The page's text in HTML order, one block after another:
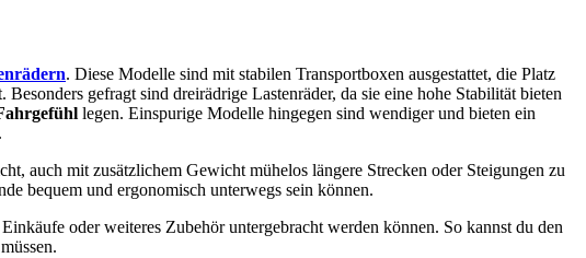
. Diese Modelle sind mit stabilen Transportboxen ausgestattet, die Platz
gefragt sind dreirädrige Lastenräder, da sie eine hohe Stabilität bieten
legen. Einspurige Modelle hingegen sind wendiger und bieten ein
auch mit zusätzlichem Gewicht mühelos längere Strecken oder Steigungen zu
bequem und ergonomisch unterwegs sein können.
oder weiteres Zubehör untergebracht werden können. So kannst du den